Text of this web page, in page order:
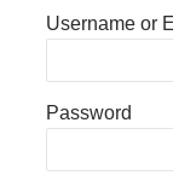
Username or
Password